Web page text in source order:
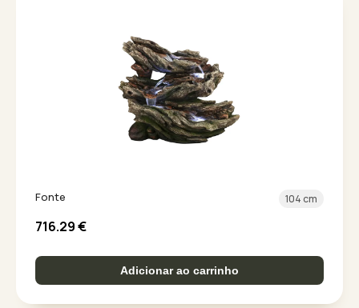
Fonte 104 cm
716.29€
Adicionar ao carrinho